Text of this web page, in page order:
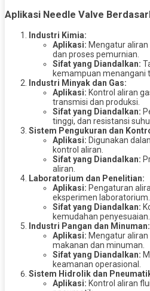
Aplikasi Needle Valve
Industri Kimia:
Aplikasi: Mengatur
dan proses pemurnian.
Sifat yang Diandalkan:
kemampuan menangani
Industri Minyak dan Gas:
Aplikasi: Kontrol aliran
transmisi dan produksi.
Sifat yang Diandalkan:
tinggi, dan resistansi
Sistem Pengukuran dan
Aplikasi: Digunakan
kontrol aliran.
Sifat yang Diandalkan:
aliran.
Laboratorium dan Penelitian:
Aplikasi: Pengaturan
eksperimen laboratorium.
Sifat yang Diandalkan:
kemudahan penyesuaian.
Industri Pangan dan Minuman:
Aplikasi: Mengatur
makanan dan minuman.
Sifat yang Diandalkan:
keamanan operasional.
Sistem Hidrolik dan
Aplikasi: Kontrol aliran